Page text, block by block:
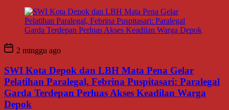
2 minggu ago
SWI Kota Depok dan LBH Mata Pena Gelar
Pelatihan Paralegal, Febrina Puspitasari: Paralegal
Garda Terdepan Perluas Akses Keadilan Warga
Depok